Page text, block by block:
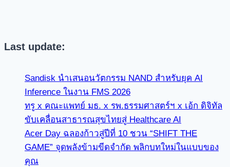
Last update:
Sandisk นำเสนอนวัตกรรม NAND สำหรับยุค AI
Inference ในงาน FMS 2026
ทรู x คณะแพทย์ มธ. x รพ.ธรรมศาสตร์ฯ x เอ้ก ดิจิทัล
ขับเคลื่อนสาธารณสุขไทยสู่ Healthcare AI
Acer Day ฉลองก้าวสู่ปีที่ 10 ชวน “SHIFT THE
GAME” จุดพลังข้ามขีดจำกัด พลิกบทใหม่ในแบบของ
คุณ